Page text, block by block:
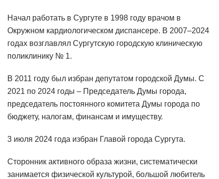
Начал работать в Сургуте в 1998 году врачом в
Окружном кардиологическом диспансере. В 2007–2024
годах возглавлял Сургутскую городскую клиническую
поликлинику № 1.
В 2011 году был избран депутатом городской Думы. С
2021 по 2024 годы – Председатель Думы города,
председатель постоянного комитета Думы города по
бюджету, налогам, финансам и имуществу.
3 июля 2024 года избран Главой города Сургута.
Сторонник активного образа жизни, систематически
занимается физической культурой, большой любитель